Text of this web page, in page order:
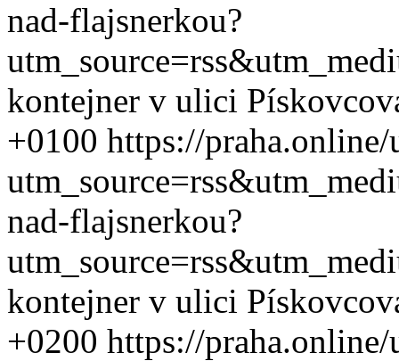
nad-flajsnerkou?
kontejner v ulici
+0100 https://
nad-flajsnerkou?
kontejner v ulici
+0200 https://